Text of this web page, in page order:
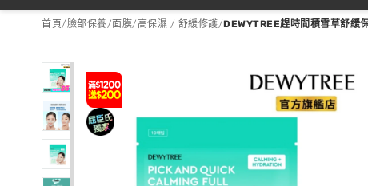
首頁/臉部保養/面膜/ 高保濕 / 舒緩修護/DEWYTREE趕時間積雪草舒緩